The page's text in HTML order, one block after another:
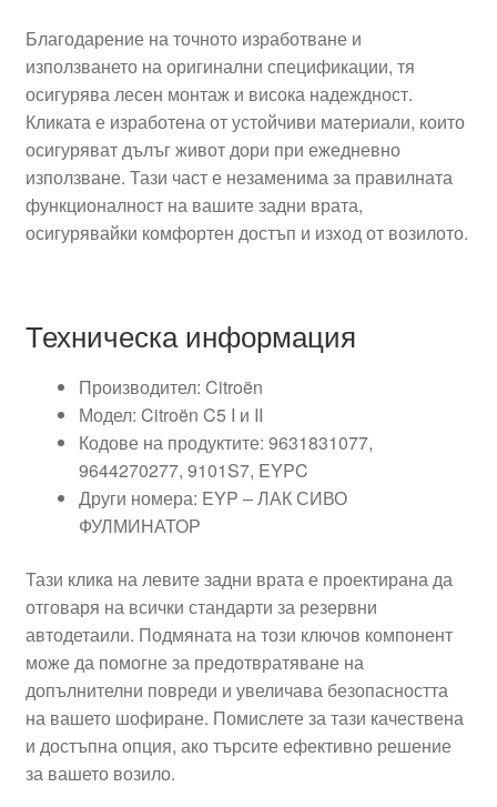
Благодарение на точното изработване и
използването на оригинални спецификации, тя
осигурява лесен монтаж и висока надеждност.
Кликата е изработена от устойчиви материали, които
осигуряват дълъг живот дори при ежедневно
използване. Тази част е незаменима за правилната
функционалност на вашите задни врата,
осигурявайки комфортен достъп и изход от возилото.
Техническа информация
Производител: Citroën
Модел: Citroën C5 I и II
Кодове на продуктите: 9631831077,
9644270277, 9101S7, EYPC
Други номера: EYP – ЛАК СИВО
ФУЛМИНАТОР
Тази кликa на левите задни врата е проектирана да
отговаря на всички стандарти за резервни
автодетаили. Подмяната на този ключов компонент
може да помогне за предотвратяване на
допълнителни повреди и увеличава безопасността
на вашето шофиране. Помислете за тази качествена
и достъпна опция, ако търсите ефективно решение
за вашето возило.